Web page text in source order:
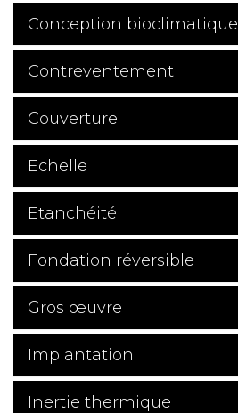
Conception bioclimatique
Contreventement
Couverture
Echelle
Etanchéité
Fondation réversible
Gros œuvre
Implantation
Inertie thermique